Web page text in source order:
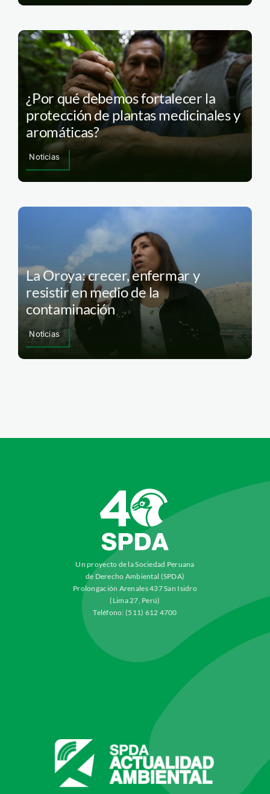
¿Por qué debemos fortalecer la
protección de plantas medicinales y
aromáticas?
Noticias
La Oroya: crecer, enfermar y
resistir en medio de la
contaminación
Noticias
Un proyecto de la Sociedad Peruana
de Derecho Ambiental (SPDA)
Prolongación Arenales 437 San Isidro
(Lima 27, Perú)
Teléfono: (511) 612 4700